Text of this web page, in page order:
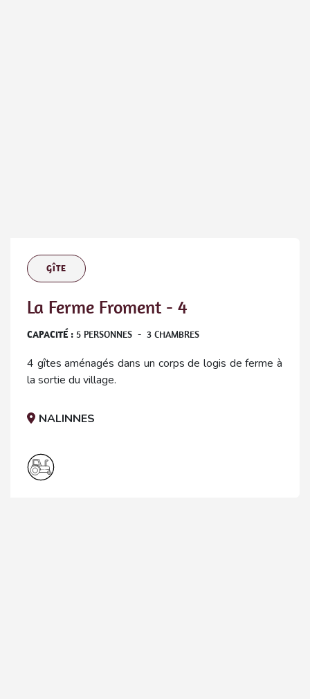
GÎTE
La Ferme Froment - 4
CAPACITÉ : 5 PERSONNES - 3 CHAMBRES
4 gîtes aménagés dans un corps de logis de ferme à
la sortie du village.
NALINNES